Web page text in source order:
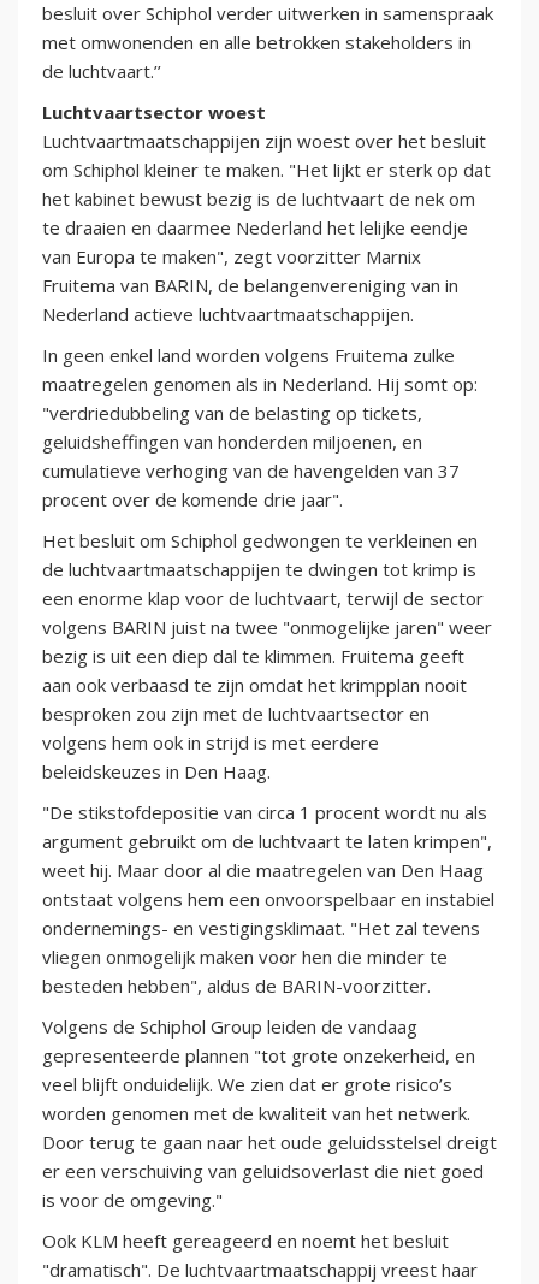
besluit over Schiphol verder uitwerken in samenspraak
met omwonenden en alle betrokken stakeholders in
de luchtvaart.’’
Luchtvaartsector woest
Luchtvaartmaatschappijen zijn woest over het besluit
om Schiphol kleiner te maken. "Het lijkt er sterk op dat
het kabinet bewust bezig is de luchtvaart de nek om
te draaien en daarmee Nederland het lelijke eendje
van Europa te maken", zegt voorzitter Marnix
Fruitema van BARIN, de belangenvereniging van in
Nederland actieve luchtvaartmaatschappijen.
In geen enkel land worden volgens Fruitema zulke
maatregelen genomen als in Nederland. Hij somt op:
"verdriedubbeling van de belasting op tickets,
geluidsheffingen van honderden miljoenen, en
cumulatieve verhoging van de havengelden van 37
procent over de komende drie jaar".
Het besluit om Schiphol gedwongen te verkleinen en
de luchtvaartmaatschappijen te dwingen tot krimp is
een enorme klap voor de luchtvaart, terwijl de sector
volgens BARIN juist na twee "onmogelijke jaren" weer
bezig is uit een diep dal te klimmen. Fruitema geeft
aan ook verbaasd te zijn omdat het krimpplan nooit
besproken zou zijn met de luchtvaartsector en
volgens hem ook in strijd is met eerdere
beleidskeuzes in Den Haag.
"De stikstofdepositie van circa 1 procent wordt nu als
argument gebruikt om de luchtvaart te laten krimpen",
weet hij. Maar door al die maatregelen van Den Haag
ontstaat volgens hem een onvoorspelbaar en instabiel
ondernemings- en vestigingsklimaat. "Het zal tevens
vliegen onmogelijk maken voor hen die minder te
besteden hebben", aldus de BARIN-voorzitter.
Volgens de Schiphol Group leiden de vandaag
gepresenteerde plannen "tot grote onzekerheid, en
veel blijft onduidelijk. We zien dat er grote risico’s
worden genomen met de kwaliteit van het netwerk.
Door terug te gaan naar het oude geluidsstelsel dreigt
er een verschuiving van geluidsoverlast die niet goed
is voor de omgeving."
Ook KLM heeft gereageerd en noemt het besluit
"dramatisch". De luchtvaartmaatschappij vreest haar